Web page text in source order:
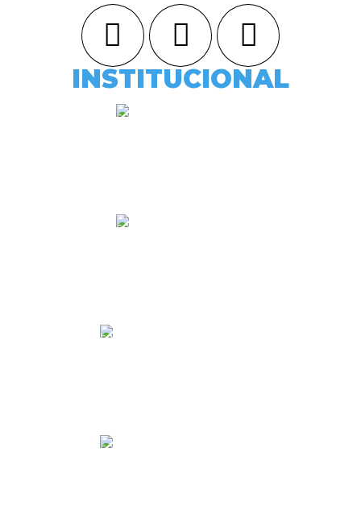
INSTITUCIONAL